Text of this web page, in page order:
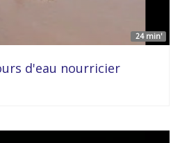
24 min'
d'eau nourricier